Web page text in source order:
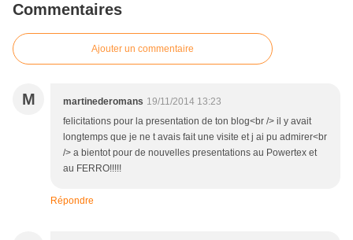
Commentaires
Ajouter un commentaire
M martinederomans 19/11/2014 13:23
felicitations pour la presentation de ton blog<br /> il y avait
longtemps que je ne t avais fait une visite et j ai pu admirer<br
/> a bientot pour de nouvelles presentations au Powertex et
au FERRO!!!!!
Répondre